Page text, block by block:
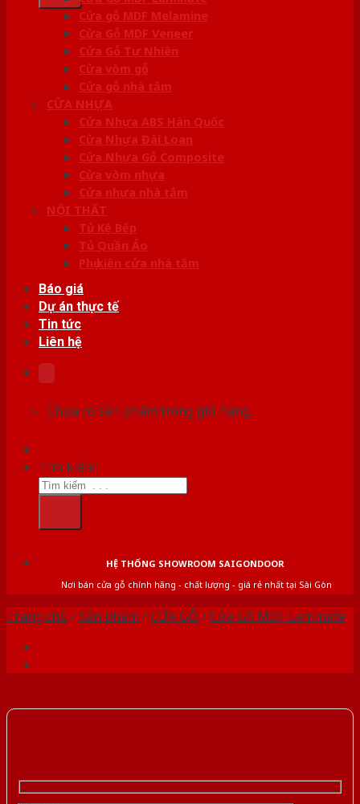
Cửa gỗ MDF Melamine
Cửa Gỗ MDF Veneer
Cửa Gỗ Tự Nhiên
Cửa vòm gỗ
Cửa gỗ nhà tắm
CỬA NHỰA
Cửa Nhựa ABS Hàn Quốc
Cửa Nhựa Đài Loan
Cửa Nhựa Gỗ Composite
Cửa vòm nhựa
Cửa nhựa nhà tắm
NỘI THẤT
Tủ Kệ Bếp
Tủ Quần Áo
Phụ kiện cửa nhà tắm
Báo giá
Dự án thực tế
Tin tức
Liên hệ
Chưa có sản phẩm trong giỏ hàng.
Tìm kiếm:
HỆ THỐNG SHOWROOM SAIGONDOOR
Nơi bán cửa gỗ chính hãng - chất lượng - giá rẻ nhất tại Sài Gòn
Trang chủ /Sản phẩm /CỬA GỖ /Cửa Gỗ MDF Laminate